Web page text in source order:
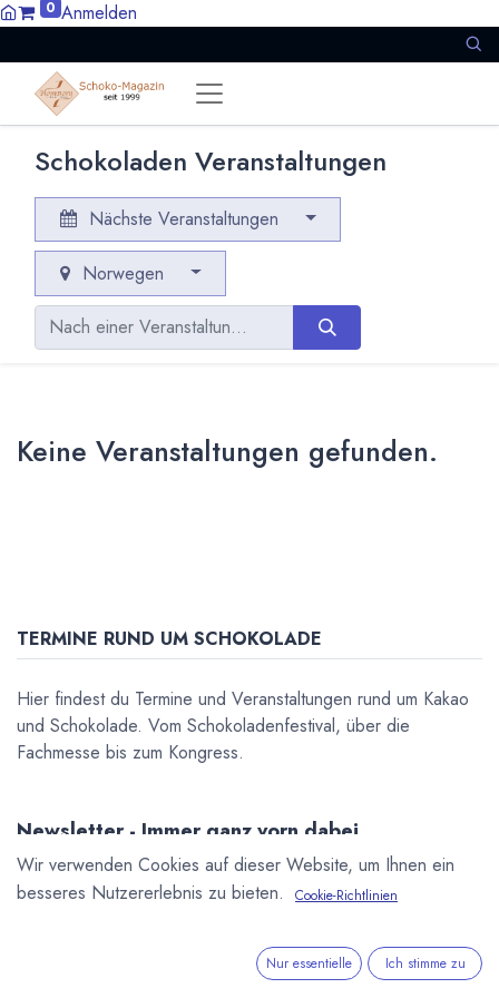
0 Anmelden
Schokoladen Veranstaltungen
Nächste Veranstaltungen
Norwegen
Keine Veranstaltungen gefunden.
TERMINE RUND UM SCHOKOLADE
Hier findest du Termine und Veranstaltungen rund um Kakao
und Schokolade. Vom Schokoladenfestival, über die
Fachmesse bis zum Kongress.
Newsletter - Immer ganz vorn dabei.
Sei der Erste, der über die neuesten Nachrichten, Produkte
und Trends informiert wird.
Abonnieren
Wir verwenden Cookies auf dieser Website, um Ihnen ein
besseres Nutzererlebnis zu bieten.
Cookie-Richtlinien
Nur essentielle Ich stimme zu